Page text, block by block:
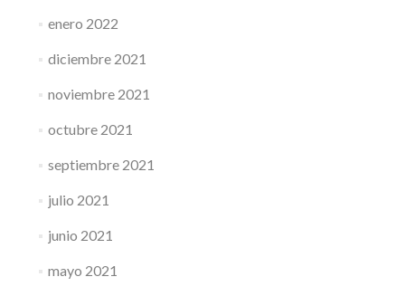
enero 2022
diciembre 2021
noviembre 2021
octubre 2021
septiembre 2021
julio 2021
junio 2021
mayo 2021